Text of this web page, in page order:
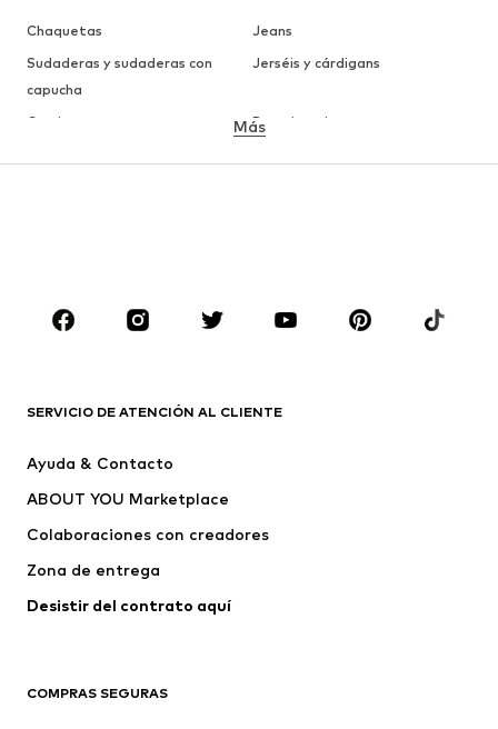
Chaquetas
Jeans
Sudaderas y sudaderas con
capucha
Jerséis y cárdigans
Camisetas
Ropa interior
ROPA
Camisetas
Jeans
Pantalones
Ropa interior
Jerséis y cárdigans
Trajes y chaquetas
Ropa de baño
Más
SERVICIO DE ATENCIÓN AL CLIENTE
Ayuda & Contacto
ABOUT YOU Marketplace
Colaboraciones con creadores
Zona de entrega
Desistir del contrato aquí
COMPRAS SEGURAS